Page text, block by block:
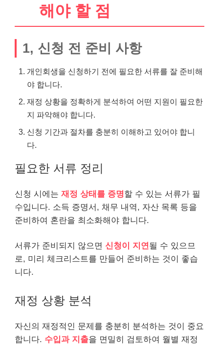
해야 할 점
1, 신청 전 준비 사항
개인회생을 신청하기 전에 필요한 서류를 잘 준비해
야 합니다.
재정 상황을 정확하게 분석하여 어떤 지원이 필요한
지 파악해야 합니다.
신청 기간과 절차를 충분히 이해하고 있어야 합니
다.
필요한 서류 정리
신청 시에는 재정 상태를 증명할 수 있는 서류가 필
수입니다. 소득 증명서, 채무 내역, 자산 목록 등을
준비하여 혼란을 최소화해야 합니다.
서류가 준비되지 않으면 신청이 지연될 수 있으므
로, 미리 체크리스트를 만들어 준비하는 것이 좋습
니다.
재정 상황 분석
자신의 재정적인 문제를 충분히 분석하는 것이 중요
합니다. 수입과 지출을 면밀히 검토하여 월별 재정